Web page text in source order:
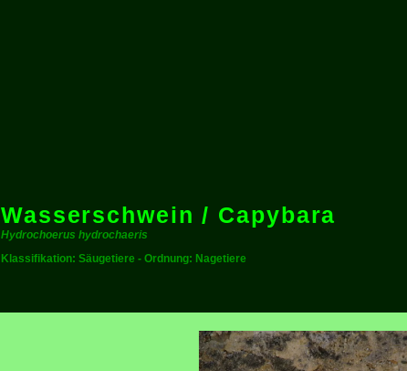
Wasserschwein / Capybara
Hydrochoerus hydrochaeris
Klassifikation: Säugetiere - Ordnung: Nagetiere